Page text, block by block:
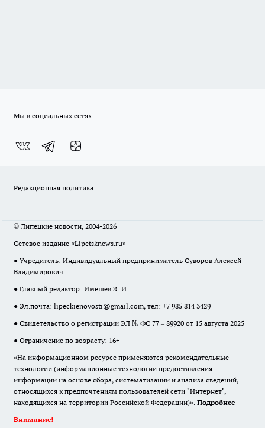
Мы в социальных сетях
Редакционная политика
© Липецкие новости, 2004-2026
Сетевое издание «Lipetsknews.ru»
● Учредитель: Индивидуальный предприниматель Суворов Алексей
Владимирович
● Главный редактор: Имешев Э. И.
● Эл.почта: lipeckienovosti@gmail.com, тел: +7 985 814 3429
● Свидетельство о регистрации ЭЛ № ФС 77 – 89920 от 15 августа 2025
● Ограничение по возрасту: 16+
«На информационном ресурсе применяются рекомендательные
технологии (информационные технологии предоставления
информации на основе сбора, систематизации и анализа сведений,
относящихся к предпочтениям пользователей сети "Интернет",
находящихся на территории Российской Федерации)». Подробнее
Внимание!